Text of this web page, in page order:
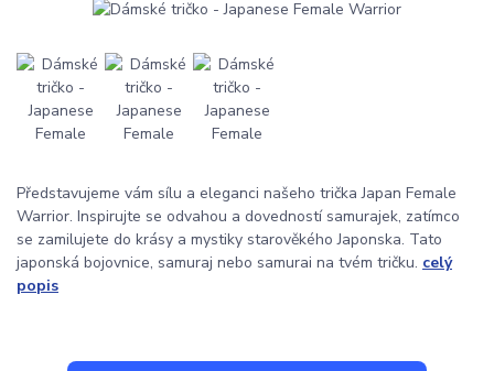
Představujeme vám sílu a eleganci našeho trička Japan Female
Warrior. Inspirujte se odvahou a dovedností samurajek, zatímco
se zamilujete do krásy a mystiky starověkého Japonska. Tato
japonská bojovnice, samuraj nebo samurai na tvém tričku. celý
popis